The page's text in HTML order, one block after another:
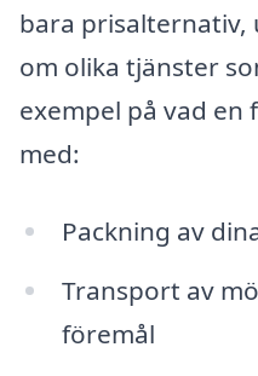
bara
om olika tjänster
exempel på vad en
med:
Packning av
Transport av
föremål